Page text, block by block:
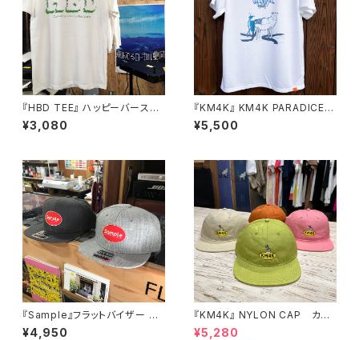
『HBD TEE』 ハッピーバースデ
ー！お誕生日プレゼントに♪
¥3,080
『KM4K』 KM4K PARADICE
T’s
¥5,500
『Sample』フラットバイザー BB
キャップ “CIRCLE”
¥4,950
『KM4K』 NYLON CAP カモ
シカ ナイロンキャップ
¥5,280